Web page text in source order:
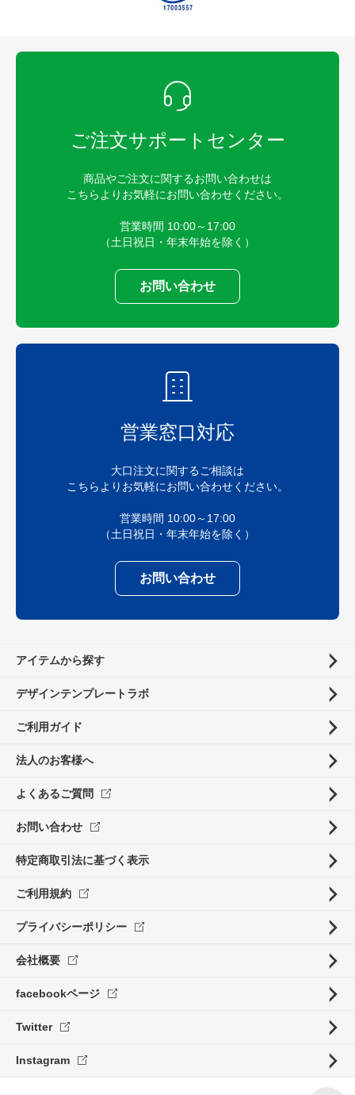
ご注文サポートセンター
商品やご注文に関するお問い合わせは
こちらよりお気軽にお問い合わせください。
営業時間 10:00～17:00
（土日祝日・年末年始を除く）
お問い合わせ
営業窓口対応
大口注文に関するご相談は
こちらよりお気軽にお問い合わせください。
営業時間 10:00～17:00
（土日祝日・年末年始を除く）
お問い合わせ
アイテムから探す
デザインテンプレートラボ
ご利用ガイド
法人のお客様へ
よくあるご質問
お問い合わせ
特定商取引法に基づく表示
ご利用規約
プライバシーポリシー
会社概要
facebookページ
Twitter
Instagram